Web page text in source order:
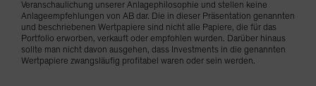
Veranschaulichung unserer Anlagephilosophie und stellen keine
Anlageempfehlungen von AB dar. Die in dieser Präsentation genannten
und beschriebenen Wertpapiere sind nicht alle Papiere, die für das
Portfolio erworben, verkauft oder empfohlen wurden. Darüber hinaus
sollte man nicht davon ausgehen, dass Investments in die genannten
Wertpapiere zwangsläufig profitabel waren oder sein werden.